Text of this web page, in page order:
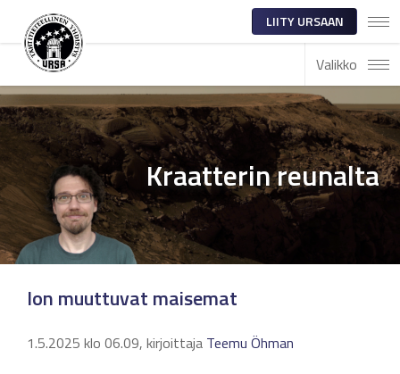
LIITY URSAAN
Valikko
Kraatterin reunalta
Ion muuttuvat maisemat
1.5.2025 klo 06.09, kirjoittaja Teemu Öhman